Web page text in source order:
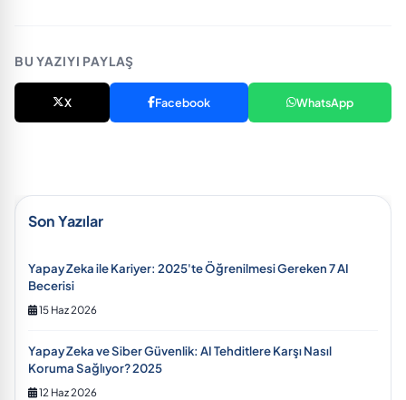
BU YAZIYI PAYLAŞ
X Facebook WhatsApp
Son Yazılar
Yapay Zeka ile Kariyer: 2025'te Öğrenilmesi Gereken 7 AI
Becerisi
15 Haz 2026
Yapay Zeka ve Siber Güvenlik: AI Tehditlere Karşı Nasıl
Koruma Sağlıyor? 2025
12 Haz 2026